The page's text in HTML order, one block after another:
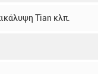
Tian κλπ.